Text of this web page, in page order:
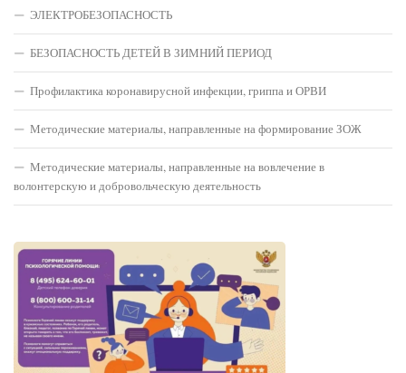
ЭЛЕКТРОБЕЗОПАСНОСТЬ
БЕЗОПАСНОСТЬ ДЕТЕЙ В ЗИМНИЙ ПЕРИОД
Профилактика коронавирусной инфекции, гриппа и ОРВИ
Методические материалы, направленные на формирование ЗОЖ
Методические материалы, направленные на вовлечение в
волонтерскую и добровольческую деятельность